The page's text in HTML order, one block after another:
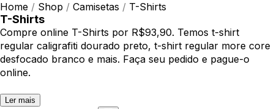
Home / Shop / Camisetas / T-Shirts
T-Shirts
Compre online T-Shirts por R$93,90. Temos t-shirt
regular caligrafiti dourado preto, t-shirt regular more core
desfocado branco e mais. Faça seu pedido e pague-o
online.
Ler mais